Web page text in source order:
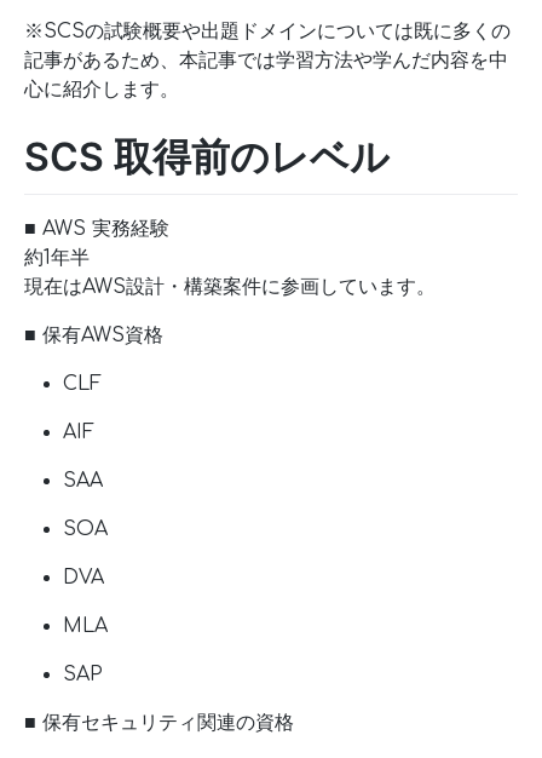
※SCSの試験概要や出題ドメインについては既に多くの
記事があるため、本記事では学習方法や学んだ内容を中
心に紹介します。
SCS 取得前のレベル
■ AWS 実務経験
約1年半
現在はAWS設計・構築案件に参画しています。
■ 保有AWS資格
CLF
AIF
SAA
SOA
DVA
MLA
SAP
■ 保有セキュリティ関連の資格